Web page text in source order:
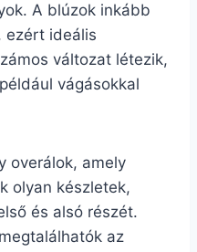
A blúzok inkább
ezért ideális
változat létezik,
vágásokkal
overálok, amely
olyan készletek,
és alsó részét.
az